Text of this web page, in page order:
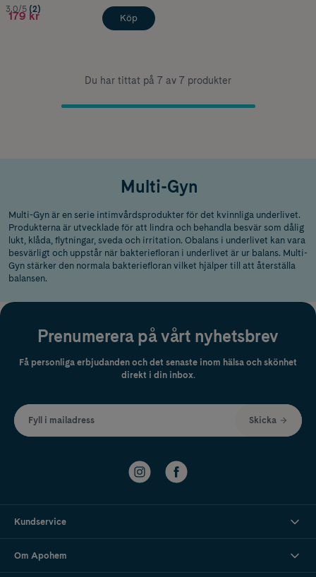
3.0/5 (2)
179 kr Köp
Du har tittat på 7 av 7 produkter
Multi-Gyn
Multi-Gyn är en serie intimvårdsprodukter för det kvinnliga underlivet.
Produkterna är utvecklade för att lindra och behandla besvär som dålig
lukt, klåda, flytningar, sveda och irritation. Obalans i underlivet kan vara
besvärligt och uppstår när bakteriefloran i underlivet är ur balans. Multi-
Gyn stärker den normala bakteriefloran vilket hjälper till att återställa
balansen.
Prenumerera på vårt nyhetsbrev
Få personliga erbjudanden och det senaste inom hälsa och skönhet
direkt i din inbox.
Fyll i mailadress Skicka
Kundservice
Om Apohem